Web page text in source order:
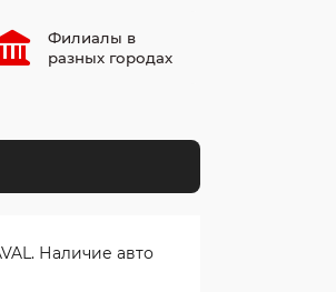
Филиалы в
разных городах
Наличие авто